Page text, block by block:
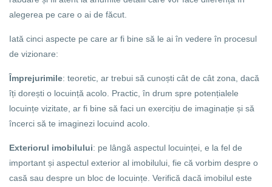
alegerea pe care o ai de făcut.
Iată cinci aspecte pe care ar fi bine să le ai în vedere în procesul
de vizionare:
Împrejurimile: teoretic, ar trebui să cunoști cât de cât zona, dacă
îți dorești o locuință acolo. Practic, în drum spre potențialele
locuințe vizitate, ar fi bine să faci un exercițiu de imaginație și să
încerci să te imaginezi locuind acolo.
Exteriorul imobilului: pe lângă aspectul locuinței, e la fel de
important și aspectul exterior al imobilului, fie că vorbim despre o
casă sau despre un bloc de locuințe. Verifică dacă imobilul este